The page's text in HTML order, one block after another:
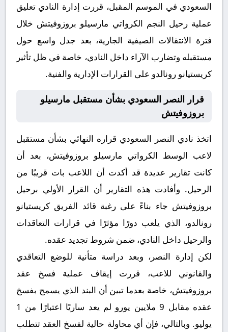
السعودي في الموسم المقبل، قررت إدارة النادي تعليق
عملية رحيل النجم الكرواتي مارسيلو بروزوفيتش خلال
فترة الانتقالات الصيفية الجارية، بعد جدل واسع حول
مستقبله وتضارب الآراء داخل النادي، خاصة في ظل تأثير
كريستيانو رونالدو على القرارات الإدارية والفنية.
قرار النصر السعودي بشأن مستقبل مارسيلو
بروزوفيتش
اتخذ نادي النصر السعودي قراره النهائي بشأن مستقبل
لاعب الوسط الكرواتي مارسيلو بروزوفيتش، بعد أن
كانت تقارير عديدة قد أكدت أن اللاعب بات قريبًا من
الرحيل. وأفادت هذه التقارير أن القرار الأولي برحيل
بروزوفيتش جاء بناءً على رغبة قائد الفريق كريستيانو
رونالدو، الذي يلعب دورًا مؤثرًا في قرارات التعاقدات
والرحيل داخل النادي، ضمن شروط تجديد عقده.
لكن إدارة النصر، وبعد دراسة متأنية للوضع التعاقدي
والقانوني للاعب، قررت إيقاف عملية فسخ عقد
بروزوفيتش، خاصة بعدما تبين أن البند الذي يسمح بفسخ
عقده مقابل 9 ملايين يورو لم يعد ساريًا اعتبارًا من 1
يوليو. وبالتالي، فإن أي محاولة حالية لفسخ العقد تتطلب